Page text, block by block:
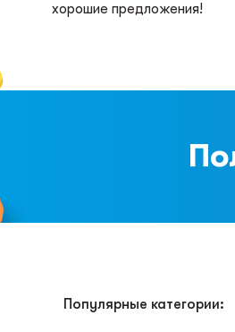
хорошие предложения!
Популярные категории: